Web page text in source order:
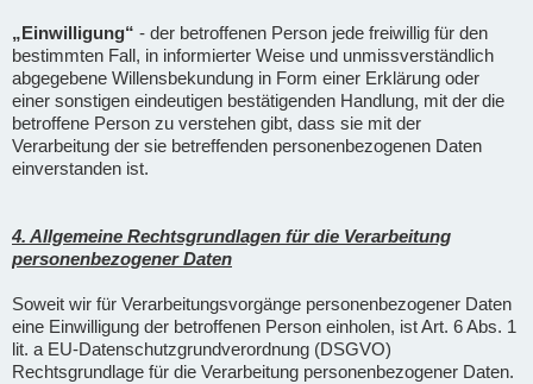
„Einwilligung“ - der betroffenen Person jede freiwillig für den
bestimmten Fall, in informierter Weise und unmissverständlich
abgegebene Willensbekundung in Form einer Erklärung oder
einer sonstigen eindeutigen bestätigenden Handlung, mit der die
betroffene Person zu verstehen gibt, dass sie mit der
Verarbeitung der sie betreffenden personenbezogenen Daten
einverstanden ist.
4. Allgemeine Rechtsgrundlagen für die Verarbeitung
personenbezogener Daten
Soweit wir für Verarbeitungsvorgänge personenbezogener Daten
eine Einwilligung der betroffenen Person einholen, ist Art. 6 Abs. 1
lit. a EU-Datenschutzgrundverordnung (DSGVO)
Rechtsgrundlage für die Verarbeitung personenbezogener Daten.